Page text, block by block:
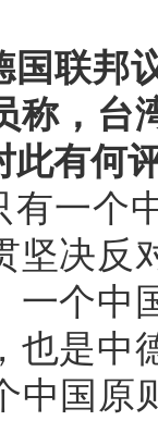
国联邦
称，台
此有何
有一个
坚决反
一个中
也是中
中国原